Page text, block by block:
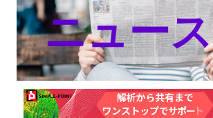
ニュース